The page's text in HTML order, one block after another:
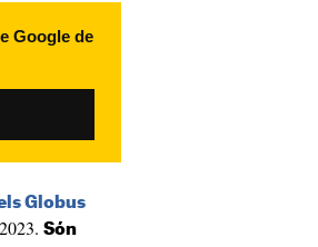
Google de
Globus
Són